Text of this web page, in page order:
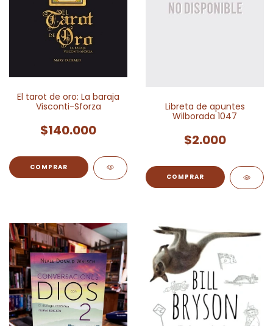
El tarot de oro: La baraja
Visconti-Sforza
$140.000
Libreta de apuntes
Wilborada 1047
$2.000